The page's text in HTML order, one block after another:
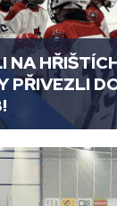
NA
PŘIVEZLI